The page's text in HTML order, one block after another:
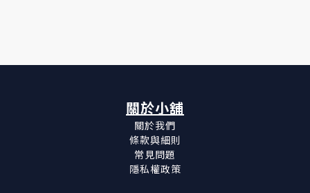
關於小舖
關於我們
條款與細則
常見問題
隱私權政策